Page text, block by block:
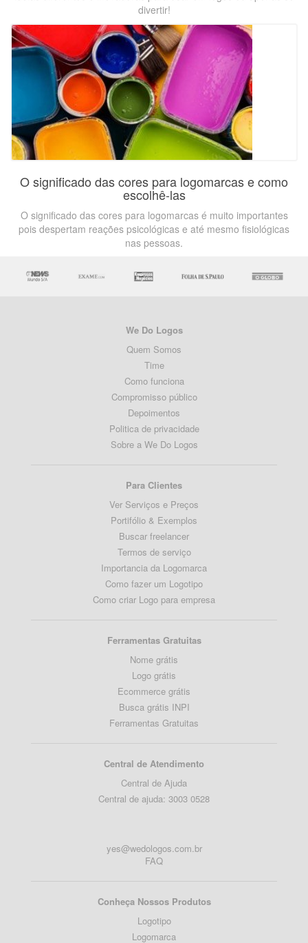
divertir!
O significado das cores para logomarcas e como
escolhê-las
O significado das cores para logomarcas é muito importantes
pois despertam reações psicológicas e até mesmo fisiológicas
nas pessoas.
We Do Logos
Quem Somos
Time
Como funciona
Compromisso público
Depoimentos
Politica de privacidade
Sobre a We Do Logos
Para Clientes
Ver Serviços e Preços
Portifólio & Exemplos
Buscar freelancer
Termos de serviço
Importancia da Logomarca
Como fazer um Logotipo
Como criar Logo para empresa
Ferramentas Gratuitas
Nome grátis
Logo grátis
Ecommerce grátis
Busca grátis INPI
Ferramentas Gratuitas
Central de Atendimento
Central de Ajuda
Central de ajuda: 3003 0528
yes@wedologos.com.br
FAQ
Conheça Nossos Produtos
Logotipo
Logomarca